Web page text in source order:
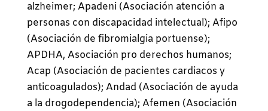
alzheimer; Apadeni (Asociación atención a
personas con discapacidad intelectual); Afipo
(Asociación de fibromialgia portuense);
APDHA, Asociación pro derechos humanos;
Acap (Asociación de pacientes cardiacos y
anticoagulados); Andad (Asociación de ayuda
a la drogodependencia); Afemen (Asociación